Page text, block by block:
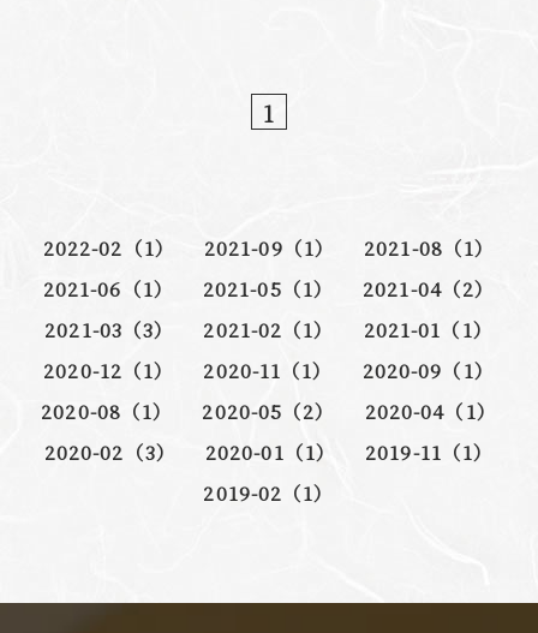
1
2022-02（1） 2021-09（1）
2021-08（1）
2021-06（1）
2021-05（1）
2021-04（2）
2021-03（3）
2021-02（1）
2021-01（1）
2020-12（1）
2020-11（1）
2020-09（1）
2020-08（1）
2020-05（2）
2020-04（1）
2020-02（3）
2020-01（1）
2019-11（1）
2019-02（1）